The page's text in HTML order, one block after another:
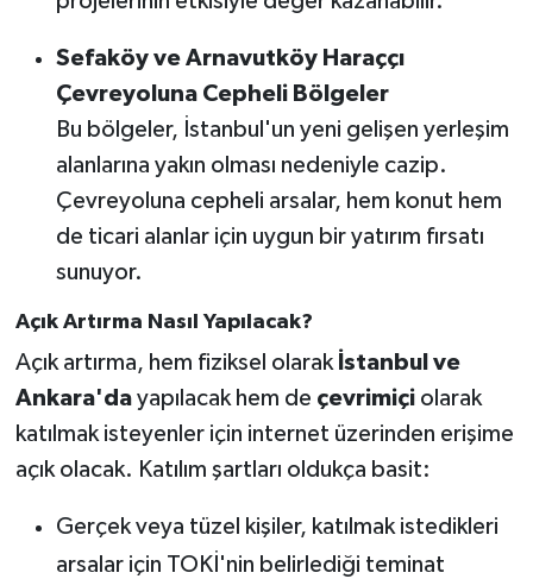
Sefaköy ve Arnavutköy Haraççı
Çevreyoluna Cepheli Bölgeler
Bu bölgeler, İstanbul'un yeni gelişen yerleşim
alanlarına yakın olması nedeniyle cazip.
Çevreyoluna cepheli arsalar, hem konut hem
de ticari alanlar için uygun bir yatırım fırsatı
sunuyor.
Açık Artırma Nasıl Yapılacak?
Açık artırma, hem fiziksel olarak İstanbul ve
Ankara'dayapılacak hem de çevrimiçiolarak
katılmak isteyenler için internet üzerinden erişime
açık olacak. Katılım şartları oldukça basit:
Gerçek veya tüzel kişiler, katılmak istedikleri
arsalar için TOKİ'nin belirlediği teminat